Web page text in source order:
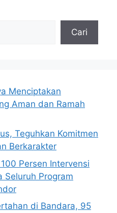
Cari
Menciptakan
Aman dan Ramah
Teguhkan Komitmen
Berkarakter
Persen Intervensi
Seluruh Program
di Bandara, 95